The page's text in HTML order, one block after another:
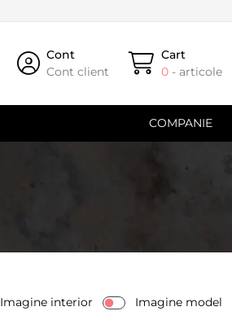
Cont
Cont client
Cart
0 - articole
COMPANIE
Imagine interior Imagine model